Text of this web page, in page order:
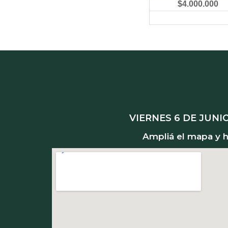
$4.000.000
VIERNES 6 DE
Ampliá el mapa y